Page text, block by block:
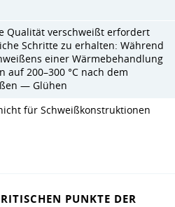
Qualität verschweißt erfordert
Schritte zu erhalten: Während
einer Wärmebehandlung
auf 200–300 °C nach dem
— Glühen
für Schweißkonstruktionen
PUNKTE DER